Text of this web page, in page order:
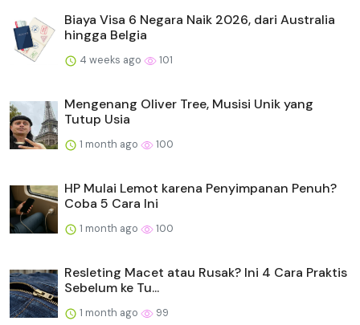
Biaya Visa 6 Negara Naik 2026, dari Australia
hingga Belgia
4 weeks ago 101
Mengenang Oliver Tree, Musisi Unik yang
Tutup Usia
1 month ago 100
HP Mulai Lemot karena Penyimpanan Penuh?
Coba 5 Cara Ini
1 month ago 100
Resleting Macet atau Rusak? Ini 4 Cara Praktis
Sebelum ke Tu...
1 month ago 99